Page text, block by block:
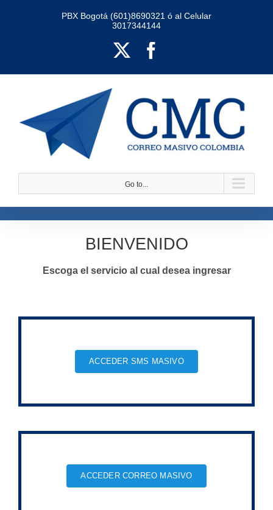
PBX Bogotá (601)8690321 ó al Celular
3017344144
Go to...
BIENVENIDO
Escoga el servicio al cual desea ingresar
ACCEDER SMS MASIVO
ACCEDER CORREO MASIVO